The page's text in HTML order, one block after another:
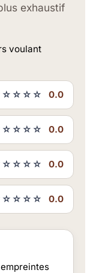
exhaustif
voulant
0.0
0.0
0.0
0.0